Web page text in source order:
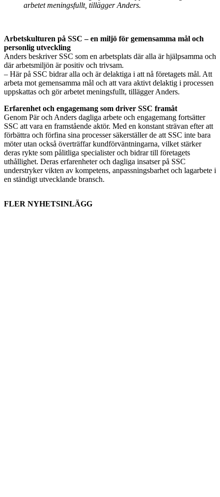
arbetet meningsfullt, tillägger Anders.
Arbetskulturen på SSC – en miljö för gemensamma mål och
personlig utveckling
Anders beskriver SSC som en arbetsplats där alla är hjälpsamma och
där arbetsmiljön är positiv och trivsam.
– Här på SSC bidrar alla och är delaktiga i att nå företagets mål. Att
arbeta mot gemensamma mål och att vara aktivt delaktig i processen
uppskattas och gör arbetet meningsfullt, tillägger Anders.
Erfarenhet och engagemang som driver SSC framåt
Genom Pär och Anders dagliga arbete och engagemang fortsätter
SSC att vara en framstående aktör. Med en konstant strävan efter att
förbättra och förfina sina processer säkerställer de att SSC inte bara
möter utan också överträffar kundförväntningarna, vilket stärker
deras rykte som pålitliga specialister och bidrar till företagets
uthållighet. Deras erfarenheter och dagliga insatser på SSC
understryker vikten av kompetens, anpassningsbarhet och lagarbete i
en ständigt utvecklande bransch.
FLER NYHETSINLÄGG